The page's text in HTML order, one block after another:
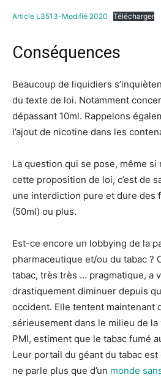
Article L3513-Modifié 2020 Télécharger
Conséquences
Beaucoup de liquidiers
du texte de loi. Notamment
dépassant 10ml. Rappelons
l’ajout de nicotine dans les
La question qui se pose, même si
cette proposition de loi, c’est de
une interdiction pure et dure des
(50ml) ou plus.
Est-ce encore un lobbying de la
pharmaceutique et/ou du tabac ?
tabac, très très … pragmatique, a
drastiquement diminuer depuis
occident. Elle tentent maintenant
sérieusement dans le milieu de
PMI, estiment que le tabac fumé
Leur portail du géant du tabac est
ne parle plus que d’un monde